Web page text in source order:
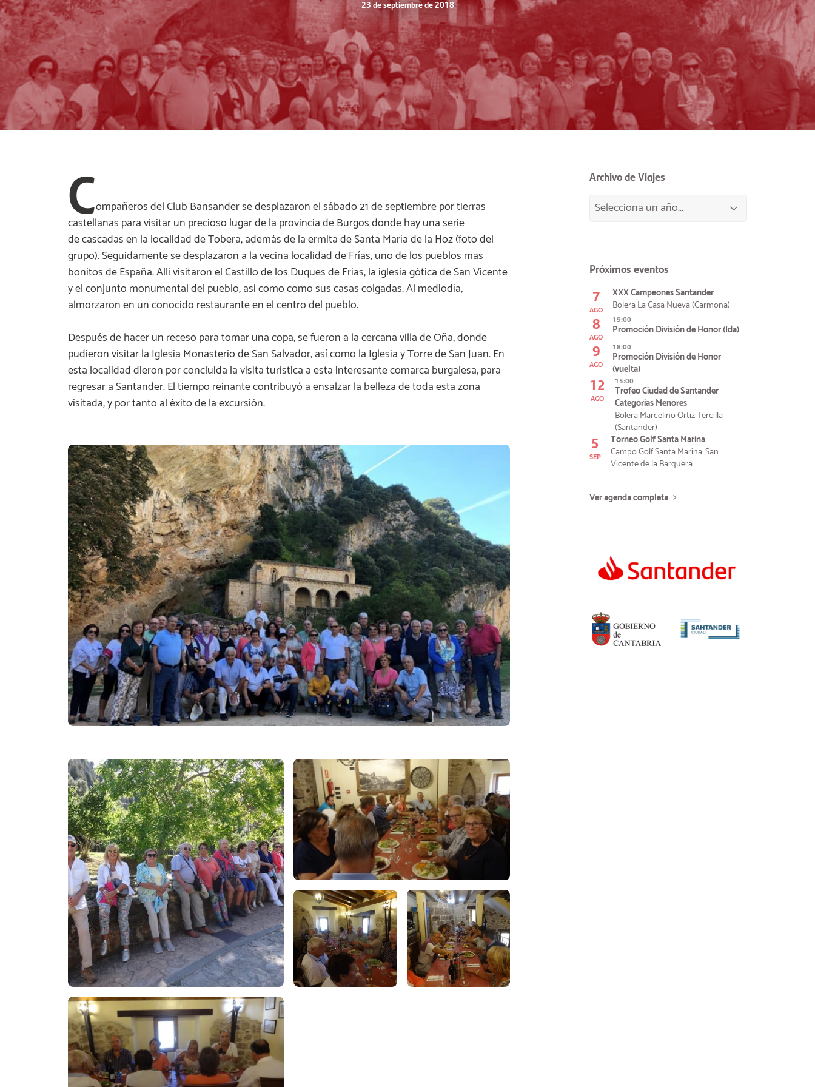
23 de septiembre de 2018
Compañeros del Club Bansander se desplazaron el sábado 21 de septiembre por tierras
castellanas para visitar un precioso lugar de la provincia de Burgos donde hay una serie
de cascadas en la localidad de Tobera, además de la ermita de Santa María de la Hoz (foto del
grupo). Seguidamente se desplazaron a la vecina localidad de Frías, uno de los pueblos mas
bonitos de España. Allí visitaron el Castillo de los Duques de Frías, la iglesia gótica de San Vicente
y el conjunto monumental del pueblo, así como como sus casas colgadas. Al mediodía,
almorzaron en un conocido restaurante en el centro del pueblo.
Después de hacer un receso para tomar una copa, se fueron a la cercana villa de Oña, donde
pudieron visitar la Iglesia Monasterio de San Salvador, así como la Iglesia y Torre de San Juan. En
esta localidad dieron por concluida la visita turística a esta interesante comarca burgalesa, para
regresar a Santander. El tiempo reinante contribuyó a ensalzar la belleza de toda esta zona
visitada, y por tanto al éxito de la excursión.
Archivo de Viajes
Próximos eventos
7
AGO
XXX Campeones Santander
Bolera La Casa Nueva (Carmona)
8
AGO
19:00
Promoción División de Honor (Ida)
9
AGO
18:00
Promoción División de Honor
(vuelta)
12
AGO
15:00
Trofeo Ciudad de Santander
Categorías Menores
Bolera Marcelino Ortiz Tercilla
(Santander)
5
SEP
Torneo Golf Santa Marina
Campo Golf Santa Marina. San
Vicente de la Barquera
Ver agenda completa